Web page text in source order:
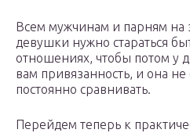
Всем мужчинам и парням на
девушки нужно стараться
отношениях, чтобы потом у
вам привязанность, и она не
постоянно сравнивать.
Перейдем теперь к